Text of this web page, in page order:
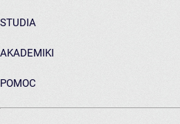
STUDIA
AKADEMIKI
POMOC